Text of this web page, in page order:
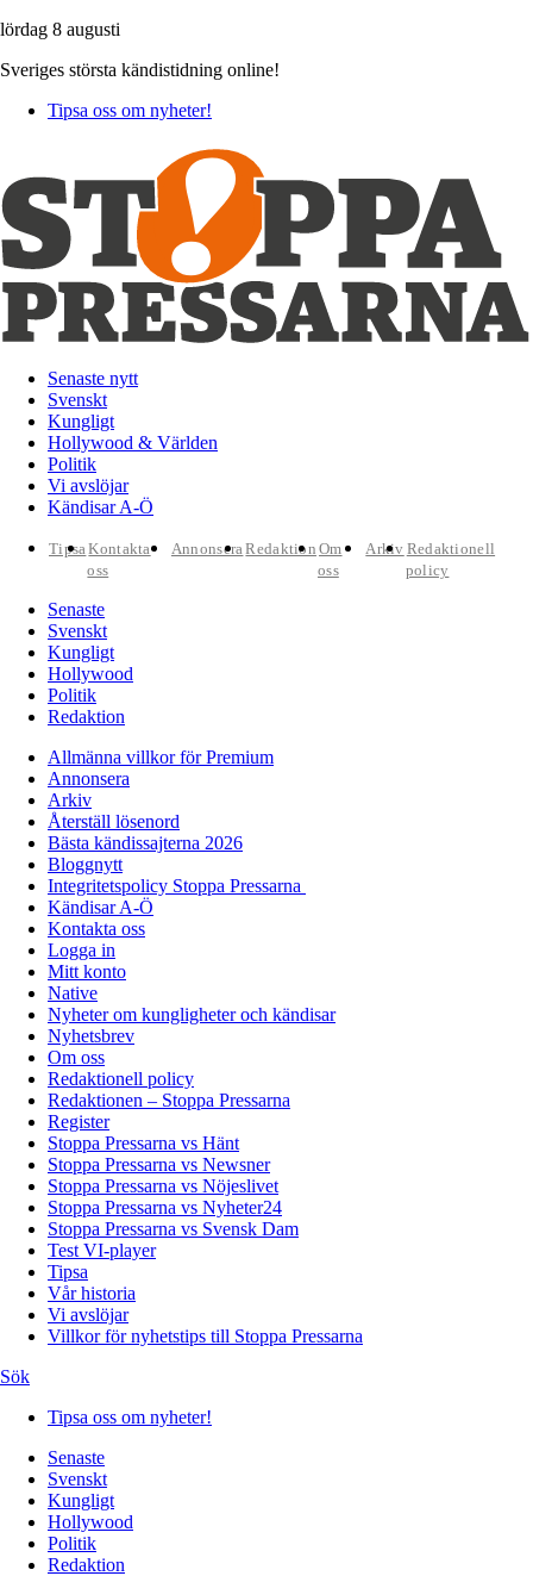
lördag 8 augusti
Sveriges största kändistidning online!
Tipsa oss om nyheter!
Senaste nytt
Svenskt
Kungligt
Hollywood & Världen
Politik
Vi avslöjar
Kändisar A-Ö
TipsaKontakta
oss
AnnonseraRedaktion Om
oss
Arkiv Redaktionell
policy
Senaste
Svenskt
Kungligt
Hollywood
Politik
Redaktion
Allmänna villkor för Premium
Annonsera
Arkiv
Återställ lösenord
Bästa kändissajterna 2026
Bloggnytt
Integritetspolicy Stoppa Pressarna
Kändisar A-Ö
Kontakta oss
Logga in
Mitt konto
Native
Nyheter om kungligheter och kändisar
Nyhetsbrev
Om oss
Redaktionell policy
Redaktionen – Stoppa Pressarna
Register
Stoppa Pressarna vs Hänt
Stoppa Pressarna vs Newsner
Stoppa Pressarna vs Nöjeslivet
Stoppa Pressarna vs Nyheter24
Stoppa Pressarna vs Svensk Dam
Test VI-player
Tipsa
Vår historia
Vi avslöjar
Villkor för nyhetstips till Stoppa Pressarna
Sök
Tipsa oss om nyheter!
Senaste
Svenskt
Kungligt
Hollywood
Politik
Redaktion